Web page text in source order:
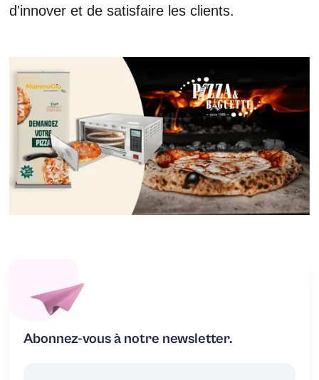
d'innover et de satisfaire les clients.
Abonnez-vous à notre newsletter.